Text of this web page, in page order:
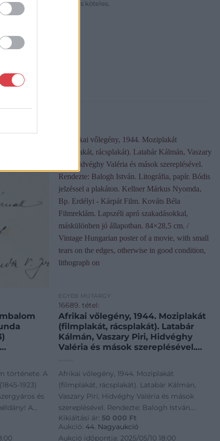
díj megfizetésére is köteles.
– –
udvari
története. A
1923)
és
A
EGYÉB MŰTÁRGY
16689. tétel:
Afrikai vőlegény, 1944. Moziplakát
(filmplakát, rácsplakát). Latabár
Kálmán, Vaszary Piri, Hidvéghy
Valéria és mások szereplésével.
Kellner Márkus Nyomda, Bp.
Erdélyi – Kárpát Film. Kováts Béla
Filmreklám. Lapszéli apró
szakadásokkal, máskülönben jó
állapotban. 84×28,5 cm. / Vintage
Hungarian poster of a movie, with
Afrikai vőlegény, 1944. Moziplakát
(filmplakát, rácsplakát). Latabár Kálmán,
Vaszary Piri, Hidvéghy Valéria és mások
szereplésével. Rendezte: Balogh István.
Litográfia, papír. Bódis jelzéssel a plakáton.
Kellner Márkus Nyomda, Bp. Erdélyi - Kárpát
Kikiáltási ár: 50 000 Ft
Aukció: 44. Nagyaukció
Aukció időpontja: 2025/05/10 18:00